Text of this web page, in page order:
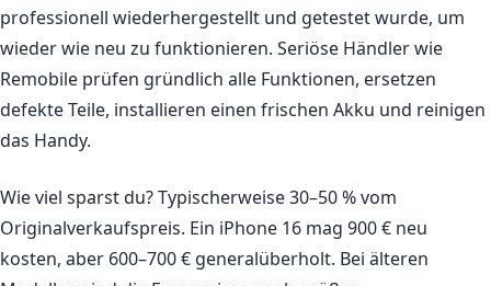
professionell wiederhergestellt und getestet wurde, um
wieder wie neu zu funktionieren. Seriöse Händler wie
Remobile prüfen gründlich alle Funktionen, ersetzen
defekte Teile, installieren einen frischen Akku und reinigen
das Handy.
Wie viel sparst du?Typischerweise 30–50 % vom
Originalverkaufspreis. Ein iPhone 16 mag 900 € neu
kosten, aber 600–700 € generalüberholt. Bei älteren